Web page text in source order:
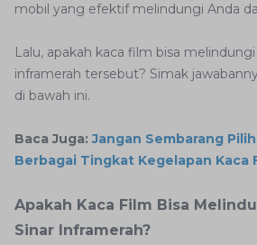
mobil yang efektif melindungi Anda
Lalu, apakah kaca film bisa
inframerah tersebut? Simak
di bawah ini.
Baca Juga:Jangan Sembarang
Berbagai Tingkat Kegelapan Kaca
Apakah Kaca Film Bisa
Sinar Inframerah?